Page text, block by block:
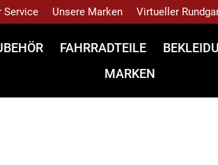
Service Unsere Marken Virtueller
FAHRRADTEILE
MARKEN